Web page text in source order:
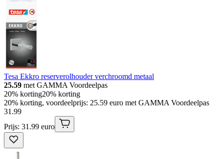
Tesa Ekkro reserverolhouder verchroomd metaal
25.59 met GAMMA Voordeelpas
20% korting20% korting
20% korting, voordeelprijs: 25.59 euro met GAMMA Voordeelpas
31 .99
Prijs: 31.99 euro